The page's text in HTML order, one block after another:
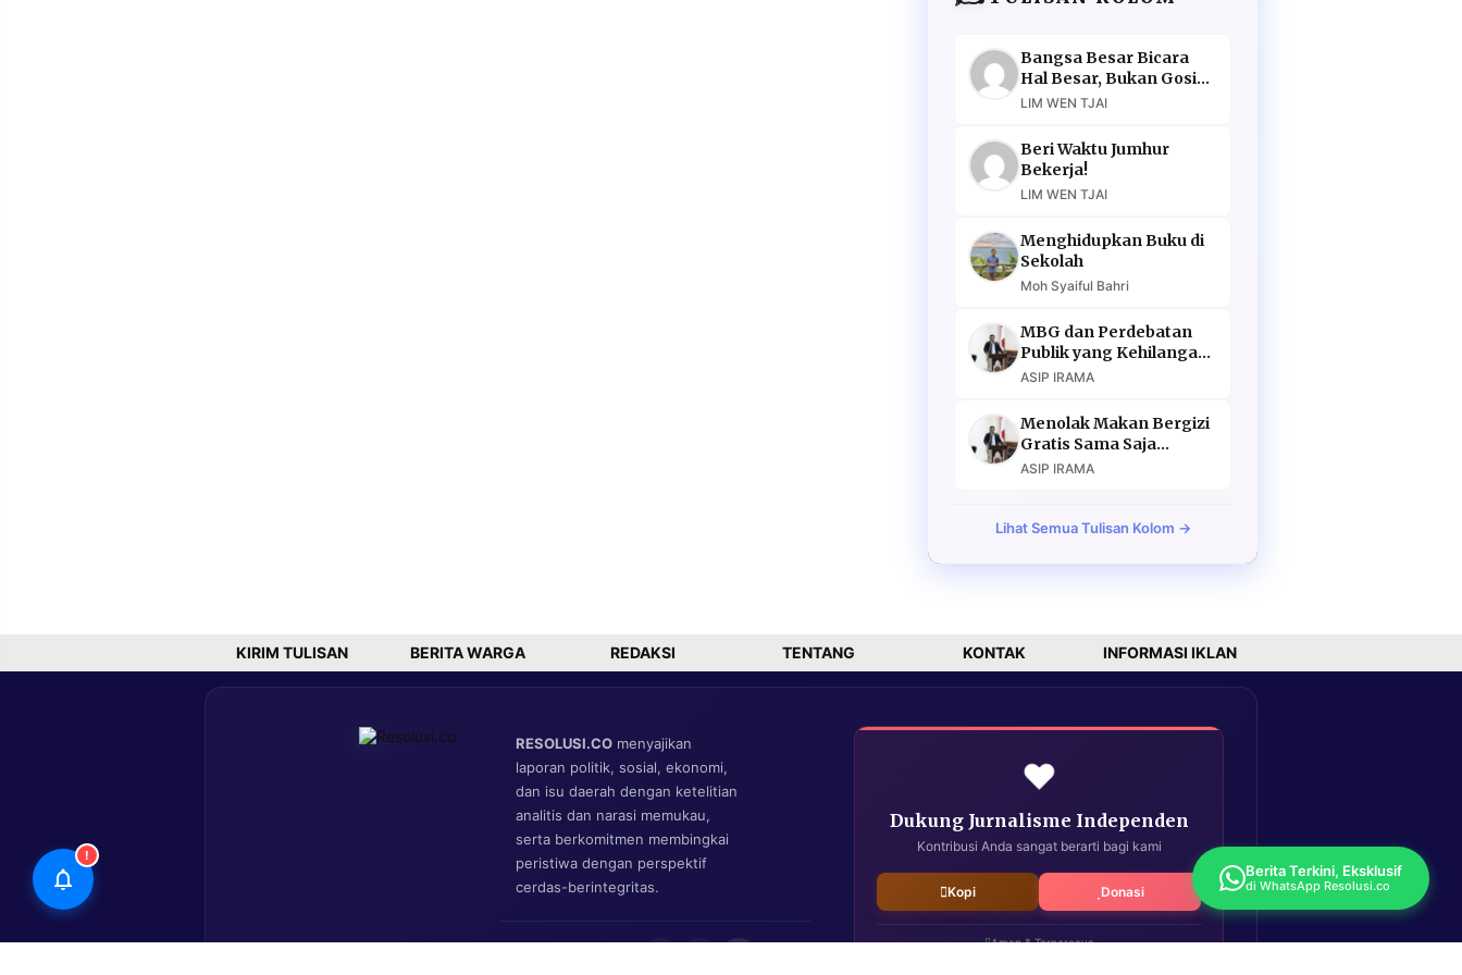
Bangsa Besar Bicara
Hal Besar, Bukan Gosip
Murahan
LIM WEN TJAI
Beri Waktu Jumhur
Bekerja!
LIM WEN TJAI
Menghidupkan Buku di
Sekolah
Moh Syaiful Bahri
MBG dan Perdebatan
Publik yang Kehilangan
Argumen
ASIP IRAMA
Menolak Makan Bergizi
Gratis Sama Saja
Menolak Masa Depan
ASIP IRAMA
Lihat Semua Tulisan Kolom →
KIRIM TULISAN BERITA WARGA REDAKSI TENTANG KONTAK INFORMASI IKLAN
RESOLUSI.CO menyajikan
laporan politik, sosial, ekonomi,
dan isu daerah dengan ketelitian
analitis dan narasi memukau,
serta berkomitmen membingkai
peristiwa dengan perspektif
cerdas-berintegritas.
❤️
Dukung Jurnalisme Independen
Kontribusi Anda sangat berarti bagi kami
Kopi Donasi
Aman & Terpercaya
!
Berita Terkini, Eksklusif
di WhatsApp Resolusi.co